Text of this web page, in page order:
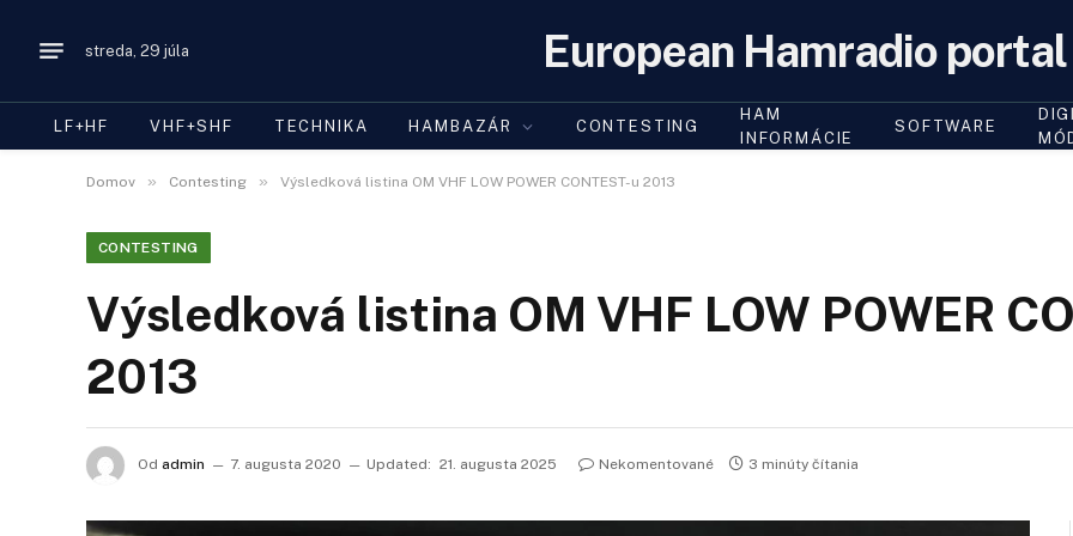
streda, 29 júla European Hamradio portal
LF+HF VHF+SHF TECHNIKA HAMBAZÁR CONTESTING
HAM
INFORMÁCIE
SOFTWARE
Domov » Contesting » Výsledková listina OM VHF LOW POWER CONTEST-u 2013
CONTESTING
Výsledková listina OM VHF LOW POWER
2013
Od admin 7. augusta 2020 Updated: 21. augusta 2025 Nekomentované 3 minúty čítania